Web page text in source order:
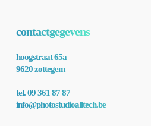
contactgegevens
hoogstraat 65a
9620 zottegem
tel. 09 361 87 87
info@photostudioalltech.be